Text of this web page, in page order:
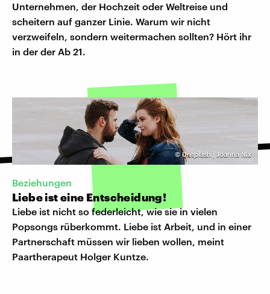
Unternehmen, der Hochzeit oder Weltreise und
scheitern auf ganzer Linie. Warum wir nicht
verzweifeln, sondern weitermachen sollten? Hört ihr
in der der Ab 21.
©Unsplash | Joanna Nix
Beziehungen
Liebe ist eine Entscheidung!
Liebe ist nicht so federleicht, wie sie in vielen
Popsongs rüberkommt. Liebe ist Arbeit, und in einer
Partnerschaft müssen wir lieben wollen, meint
Paartherapeut Holger Kuntze.